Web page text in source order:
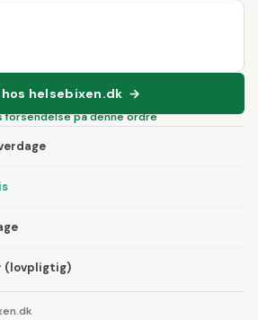
hos helsebixen.dk →
forsendelse på denne ordre
(lovpligtig)